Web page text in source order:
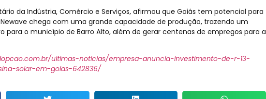
da Indústria, Comércio e Serviços, afirmou que Goiás tem potencial para
Newave chega com uma grande capacidade de produção, trazendo um
para o município de Barro Alto, além de gerar centenas de empregos para a
ultimas-noticias/empresa-anuncia-investimento-de-r-13-
solar-em-goias-642836/